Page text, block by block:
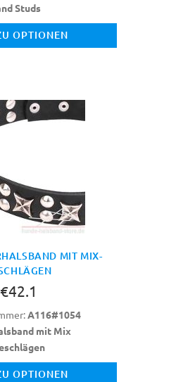
Studs
OPTIONEN
MIT MIX-
€42.1
A116#1054
mit Mix
OPTIONEN